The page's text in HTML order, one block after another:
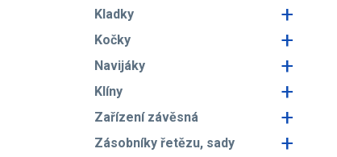
Kladky +
Kočky +
Navijáky +
Klíny +
Zařízení závěsná +
Zásobníky řetězu, sady
+